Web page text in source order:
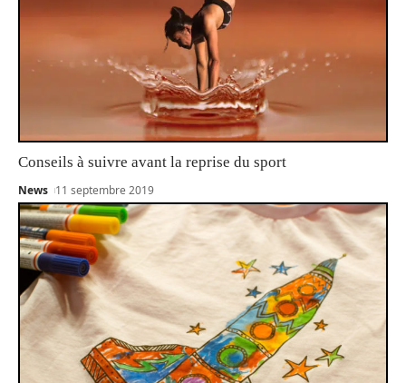
Conseils à suivre avant la reprise du sport
News 11 septembre 2019